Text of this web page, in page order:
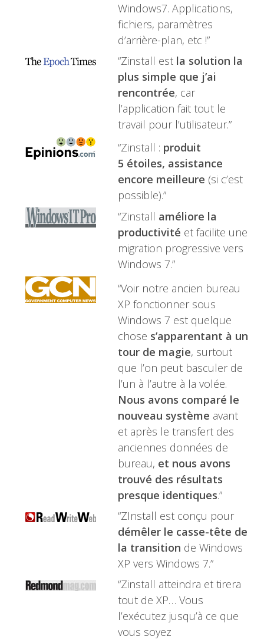
Windows7. Applications,
fichiers, paramètres
d’arrière-plan, etc !”
“Zinstall est la solution la
plus simple que j’ai
rencontrée, car
l’application fait tout le
travail pour l’utilisateur.”
“Zinstall : produit
5 étoiles, assistance
encore meilleure (si c’est
possible).”
“Zinstall améliore la
productivité et facilite une
migration progressive vers
Windows 7.”
“Voir notre ancien bureau
XP fonctionner sous
Windows 7 est quelque
chose s’apparentant à un
tour de magie, surtout
que l’on peut basculer de
l’un à l’autre à la volée.
Nous avons comparé le
nouveau système avant
et après le transfert des
anciennes données de
bureau, et nous avons
trouvé des résultats
presque identiques.”
“ZInstall est conçu pour
démêler le casse-tête de
la transition de Windows
XP vers Windows 7.”
“Zinstall atteindra et tirera
tout de XP… Vous
l’exécutez jusqu’à ce que
vous soyez